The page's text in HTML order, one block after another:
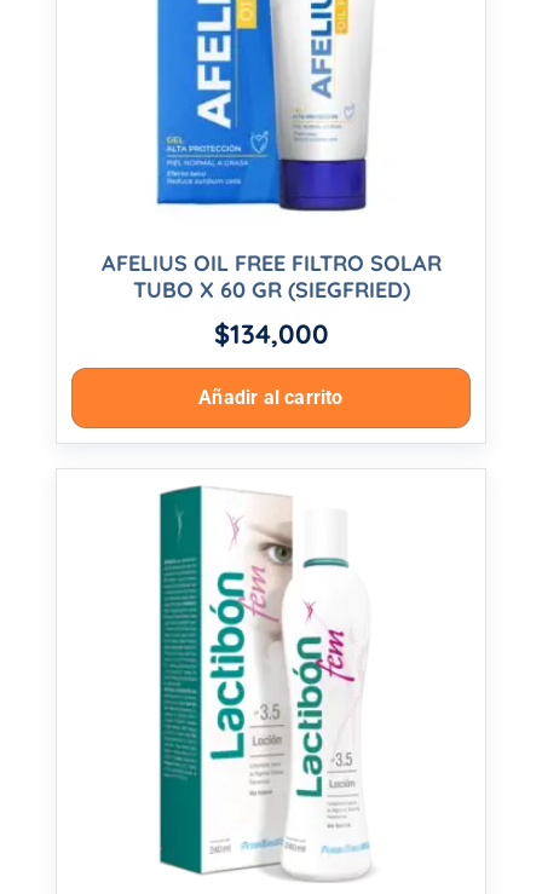
AFELIUS OIL FREE FILTRO SOLAR
TUBO X 60 GR (SIEGFRIED)
$134,000
Añadir al carrito